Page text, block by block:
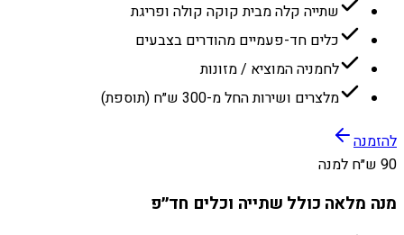
שתייה קלה מבית קוקה קולה ופריגת
כלים חד-פעמיים מהודרים בצבעים
לחמניה המוציא / מזונות
מלצרים ושירות החל מ-300 ש״ח (תוספת)
להזמנה
90 ש״ח למנה
מנה מלאה כולל שתייה וכלים חד״פ